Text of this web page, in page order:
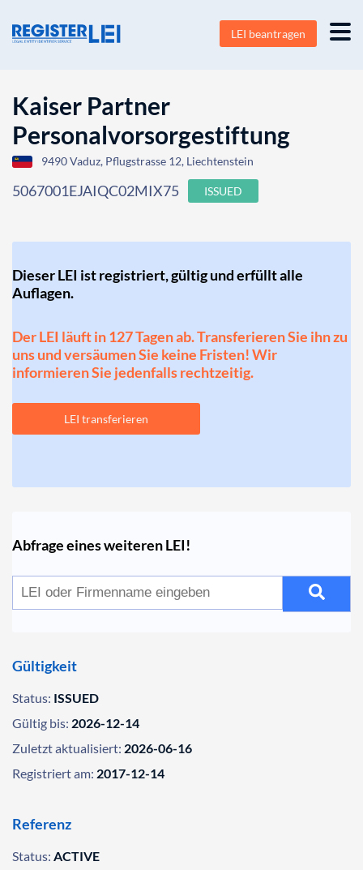
LEI beantragen
Kaiser Partner
Personalvorsorgestiftung
9490 Vaduz, Pflugstrasse 12, Liechtenstein
5067001EJAIQC02MIX75 ISSUED
Dieser LEI ist registriert, gültig und erfüllt alle
Auflagen.
Der LEI läuft in 127 Tagen ab. Transferieren Sie ihn zu
uns und versäumen Sie keine Fristen! Wir
informieren Sie jedenfalls rechtzeitig.
LEI transferieren
Abfrage eines weiteren LEI!
Gültigkeit
Status: ISSUED
Gültig bis: 2026-12-14
Zuletzt aktualisiert: 2026-06-16
Registriert am: 2017-12-14
Referenz
Status: ACTIVE